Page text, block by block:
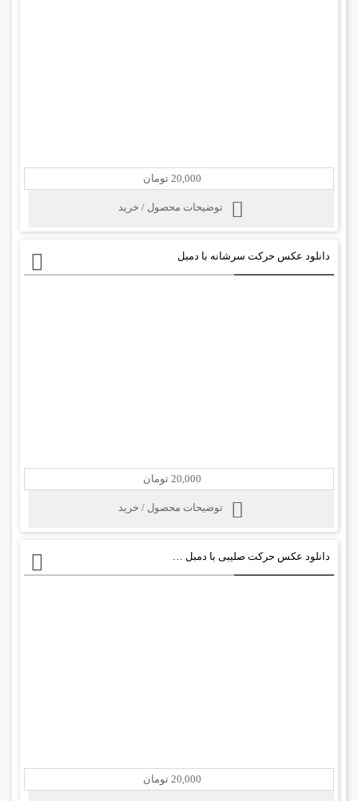
20,000 تومان
توضیحات محصول / خرید
دانلود عکس حرکت سرشانه با دمبل
20,000 تومان
توضیحات محصول / خرید
دانلود عکس حرکت صلیبی با دمبل بدنسازی
20,000 تومان